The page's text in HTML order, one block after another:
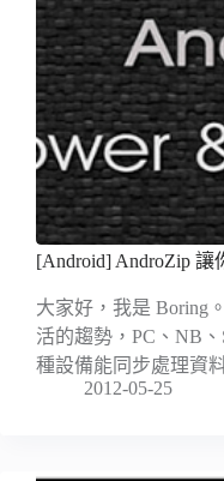
[Android] AndroZip
大家好，我是 Boring
活的趨勢，PC、NB、
種設備能同步處理資
2012-05-25